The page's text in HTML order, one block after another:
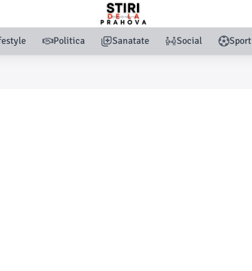
Politica Sanatate Social Sport